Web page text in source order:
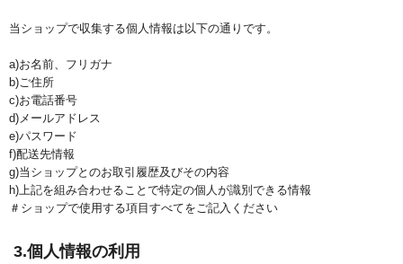
当ショップで収集する個人情報は以下の通りです。
a)お名前、フリガナ
b)ご住所
c)お電話番号
d)メールアドレス
e)パスワード
f)配送先情報
g)当ショップとのお取引履歴及びその内容
h)上記を組み合わせることで特定の個人が識別できる情報
＃ショップで使用する項目すべてをご記入ください
3.個人情報の利用